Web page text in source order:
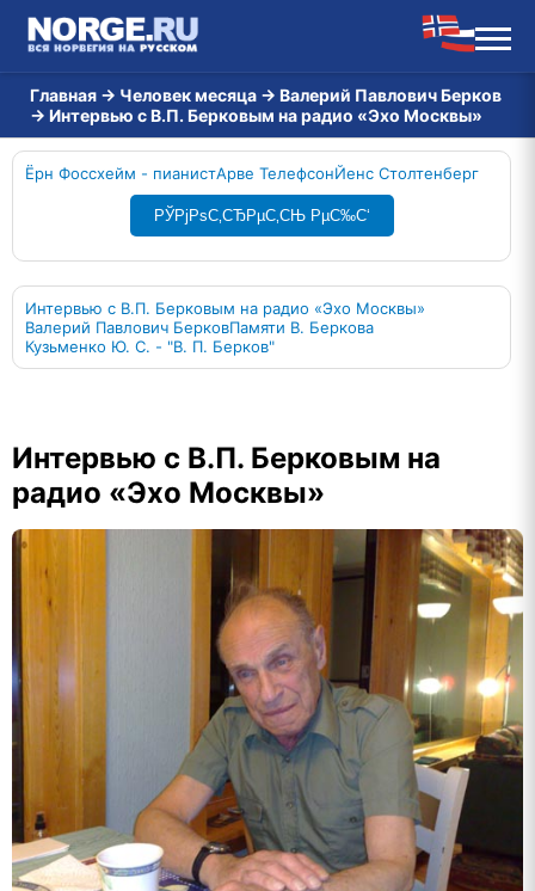
Главная → Человек месяца → Валерий Павлович Берков
→ Интервью с В.П. Берковым на радио «Эхо Москвы»
Ёрн Фоссхейм - пианистАрве ТелефсонЙенс Столтенберг
РЎРјРѕС‚СЂРµС‚СЊ РµС‰С‘
Интервью с В.П. Берковым на радио «Эхо Москвы»
Валерий Павлович БерковПамяти В. Беркова
Кузьменко Ю. С. - "В. П. Берков"
Интервью с В.П. Берковым на
радио «Эхо Москвы»